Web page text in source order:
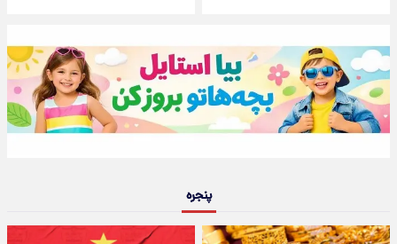
پنجره